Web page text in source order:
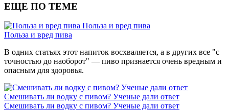
ЕЩЕ ПО ТЕМЕ
Польза и вред пива
Польза и вред пива
В одних статьях этот напиток восхваляется, а в других все "с
точностью до наоборот" — пиво признается очень вредным и
опасным для здоровья.
Смешивать ли водку с пивом? Ученые дали ответ
Смешивать ли водку с пивом? Ученые дали ответ